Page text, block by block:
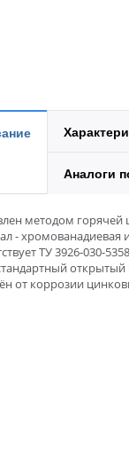
Аналоги
методом
- хромованадиевая
ТУ 3926-030-
от коррозии